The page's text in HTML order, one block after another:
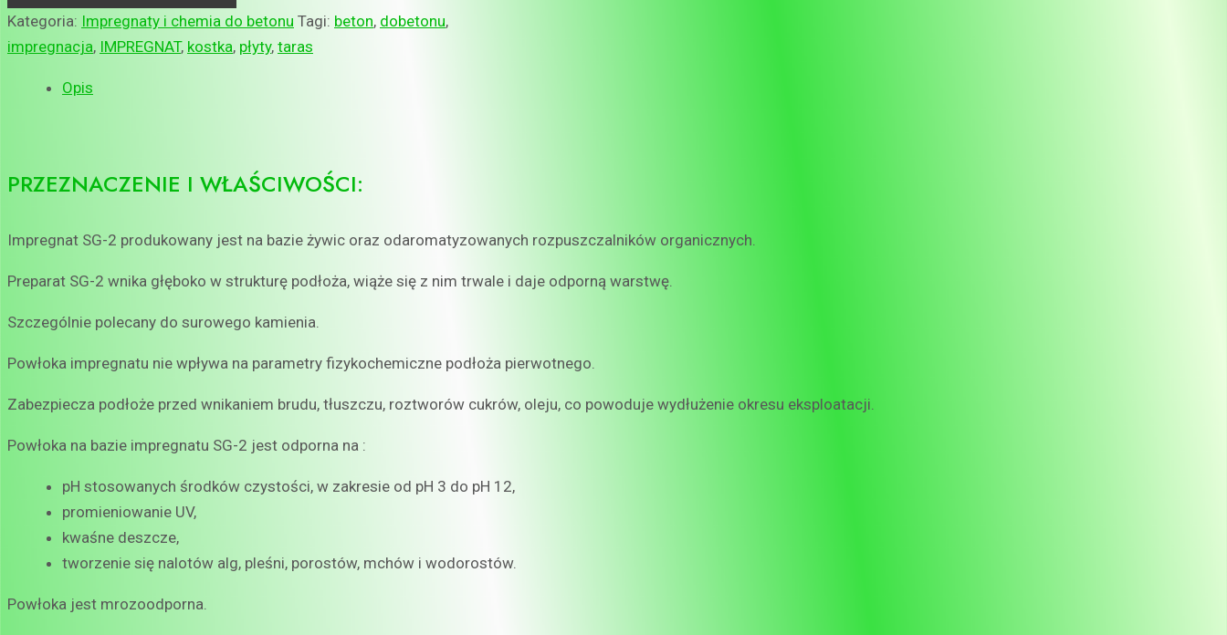
Kategoria: Impregnaty i chemia do betonu Tagi: beton, dobetonu,
impregnacja, IMPREGNAT, kostka, płyty, taras
Opis
PRZEZNACZENIE I WŁAŚCIWOŚCI:
Impregnat SG-2 produkowany jest na bazie żywic oraz odaromatyzowanych rozpuszczalników organicznych.
Preparat SG-2 wnika głęboko w strukturę podłoża, wiąże się z nim trwale i daje odporną warstwę.
Szczególnie polecany do surowego kamienia.
Powłoka impregnatu nie wpływa na parametry fizykochemiczne podłoża pierwotnego.
Zabezpiecza podłoże przed wnikaniem brudu, tłuszczu, roztworów cukrów, oleju, co powoduje wydłużenie okresu eksploatacji.
Powłoka na bazie impregnatu SG-2 jest odporna na :
pH stosowanych środków czystości, w zakresie od pH 3 do pH 12,
promieniowanie UV,
kwaśne deszcze,
tworzenie się nalotów alg, pleśni, porostów, mchów i wodorostów.
Powłoka jest mrozoodporna.